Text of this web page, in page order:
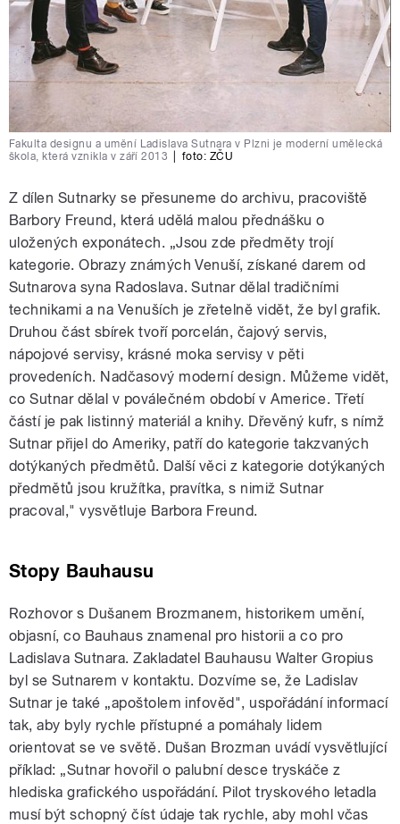
Fakulta designu a umění Ladislava Sutnara v Plzni je moderní umělecká
škola, která vznikla v září 2013
foto: ZČU
Z dílen Sutnarky se přesuneme do archivu, pracoviště
Barbory Freund, která udělá malou přednášku o
uložených exponátech. „Jsou zde předměty trojí
kategorie. Obrazy známých Venuší, získané darem od
Sutnarova syna Radoslava. Sutnar dělal tradičními
technikami a na Venuších je zřetelně vidět, že byl grafik.
Druhou část sbírek tvoří porcelán, čajový servis,
nápojové servisy, krásné moka servisy v pěti
provedeních. Nadčasový moderní design. Můžeme vidět,
co Sutnar dělal v poválečném období v Americe. Třetí
částí je pak listinný materiál a knihy. Dřevěný kufr, s nímž
Sutnar přijel do Ameriky, patří do kategorie takzvaných
dotýkaných předmětů. Další věci z kategorie dotýkaných
předmětů jsou kružítka, pravítka, s nimiž Sutnar
pracoval," vysvětluje Barbora Freund.
Stopy Bauhausu
Rozhovor s Dušanem Brozmanem, historikem umění,
objasní, co Bauhaus znamenal pro historii a co pro
Ladislava Sutnara. Zakladatel Bauhausu Walter Gropius
byl se Sutnarem v kontaktu. Dozvíme se, že Ladislav
Sutnar je také „apoštolem infověd", uspořádání informací
tak, aby byly rychle přístupné a pomáhaly lidem
orientovat se ve světě. Dušan Brozman uvádí vysvětlující
příklad: „Sutnar hovořil o palubní desce tryskáče z
hlediska grafického uspořádání. Pilot tryskového letadla
musí být schopný číst údaje tak rychle, aby mohl včas